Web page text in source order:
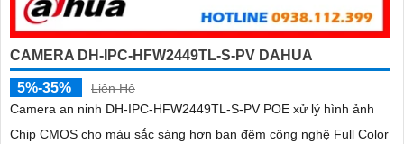
CAMERA DH-IPC-HFW2449TL-S-PV DAHUA
5%-35%
Liên Hệ
Camera an ninh DH-IPC-HFW2449TL-S-PV POE xử lý hình ảnh
Chip CMOS cho màu sắc sáng hơn ban đêm công nghệ Full Color